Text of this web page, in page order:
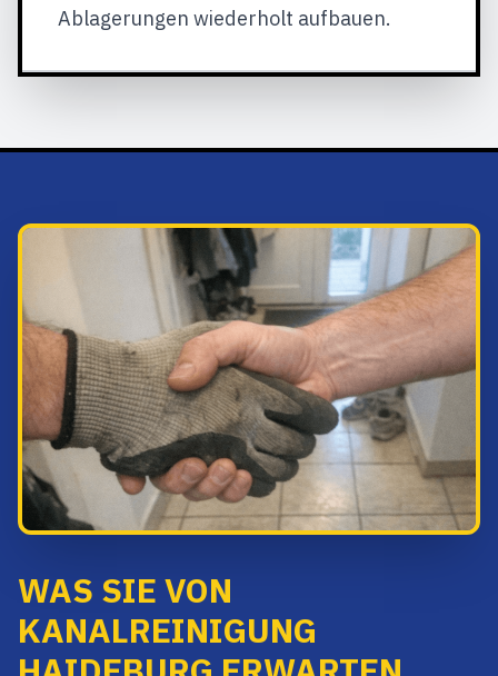
Ablagerungen wiederholt aufbauen.
WAS SIE VON
KANALREINIGUNG